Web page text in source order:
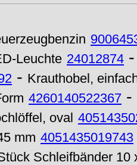
Leuchte 24012874
- Krauthobel,
4260140522367 -
oval
mm 4051435019743
Schleifbänder 10